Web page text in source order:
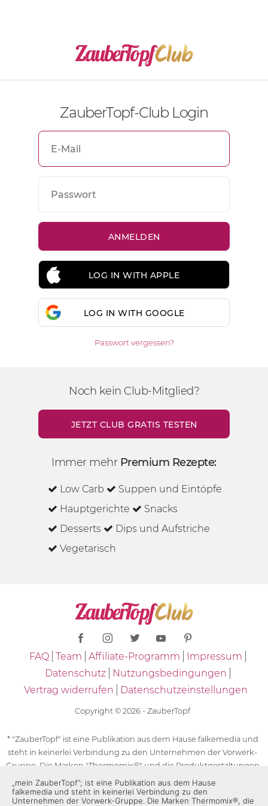
ZauberTopf-Club Login
LOG IN WITH APPLE
LOG IN WITH GOOGLE
Passwort vergessen?
Noch kein Club-Mitglied?
JETZT CLUB GRATIS TESTEN
Immer mehr Premium Rezepte:
Low Carb
Suppen und Eintöpfe
Hauptgerichte
Snacks
Desserts
Dips und Aufstriche
Vegetarisch
FAQ Team Affiliate-Programm
Impressum
Datenschutz
Nutzungsbedingungen
Vertrag widerrufen
Datenschutzeinstellungen
Copyright © 2026 - ZauberTopf
* "ZauberTopf" ist eine Publikation aus dem Hause falkemedia und
steht in keinerlei Verbindung zu den Unternehmen der Vorwerk-
Gruppe. Die Marken "Thermomix®" und die Produktgestaltungen
des "Thermomix®" sind eingetragene Marken der Unternehmen
der Vorwerk-Gruppe. Die Marken Thermomix®, die Zeichen TM5®,
„mein ZauberTopf”; ist eine Publikation aus dem Hause
falkemedia und steht in keinerlei Verbindung zu den
Unternehmen der Vorwerk-Gruppe. Die Marken Thermomix®, die